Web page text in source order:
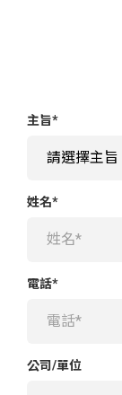
主旨*
姓名*
電話*
公司/單位